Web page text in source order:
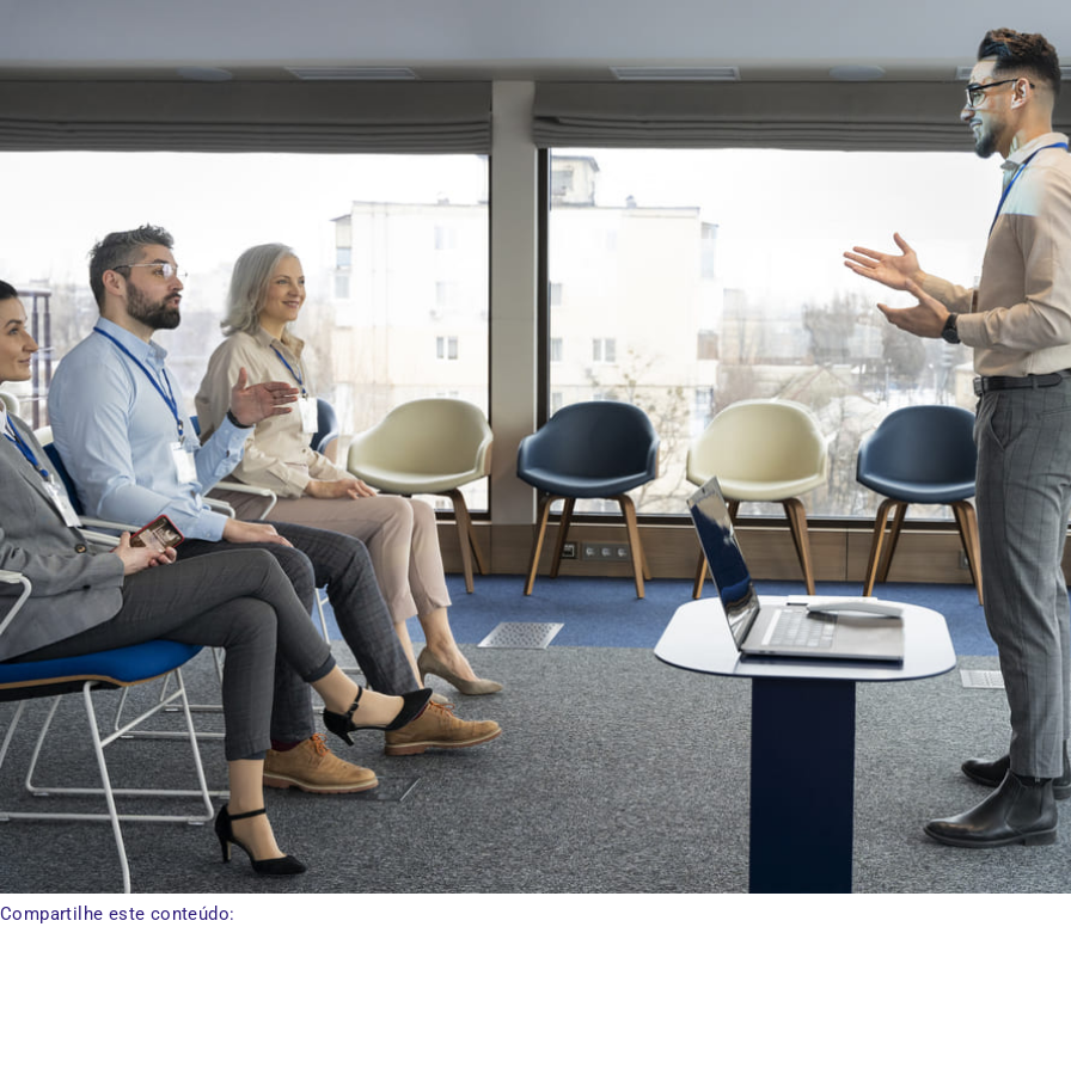
Compartilhe este conteúdo: